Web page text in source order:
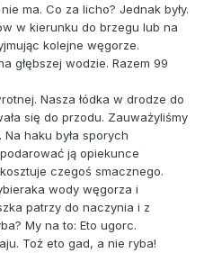
ma. Co za licho? Jednak były.
w kierunku do brzegu lub na
kolejne węgorze.
głębszej wodzie. Razem 99
Nasza łódka w drodze do
się do przodu. Zauważyliśmy
haku była sporych
ją opiekunce
czegoś smacznego.
wody węgorza i
patrzy do naczynia i z
My na to: Eto ugorc.
Toż eto gad, a nie ryba!